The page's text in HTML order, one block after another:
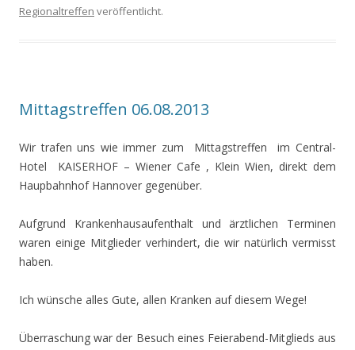
Regionaltreffen veröffentlicht.
Mittagstreffen 06.08.2013
Wir trafen uns wie immer zum
Mittagstreffen im Central-
Hotel KAISERHOF – Wiener Cafe , Klein Wien, direkt dem
Haupbahnhof Hannover gegenüber.
Aufgrund Krankenhausaufenthalt und ärztlichen Terminen
waren einige Mitglieder verhindert, die wir natürlich vermisst
haben.
Ich wünsche alles Gute, allen Kranken auf diesem Wege!
Überraschung war der Besuch eines Feierabend-Mitglieds aus